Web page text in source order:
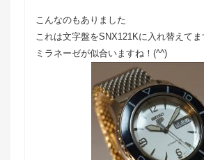
こんなのもありました
これは文字盤をSNX121Kに入れ替えて
ミラネーゼが似合いますね！(^^)